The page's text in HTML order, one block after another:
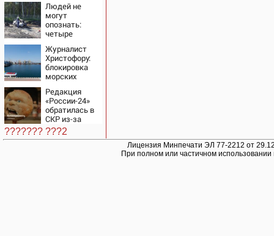
татарскую
деревню, где
прошло ее
детство
07/08/2026 –
Новости
Людей не
могут
опознать:
четыре
сгорели
заживо в
страшном
ДТП на трассе
07/08/2026 –
Новости
Журналист
Христофору:
блокировка
морских
катастрофа
для Украины
Редакция
«России-24»
обратилась в
СКР из-за
травли
съемочной
??????? ???2
Лицензия Минпечати ЭЛ 77-2212 от
При полном или частичном